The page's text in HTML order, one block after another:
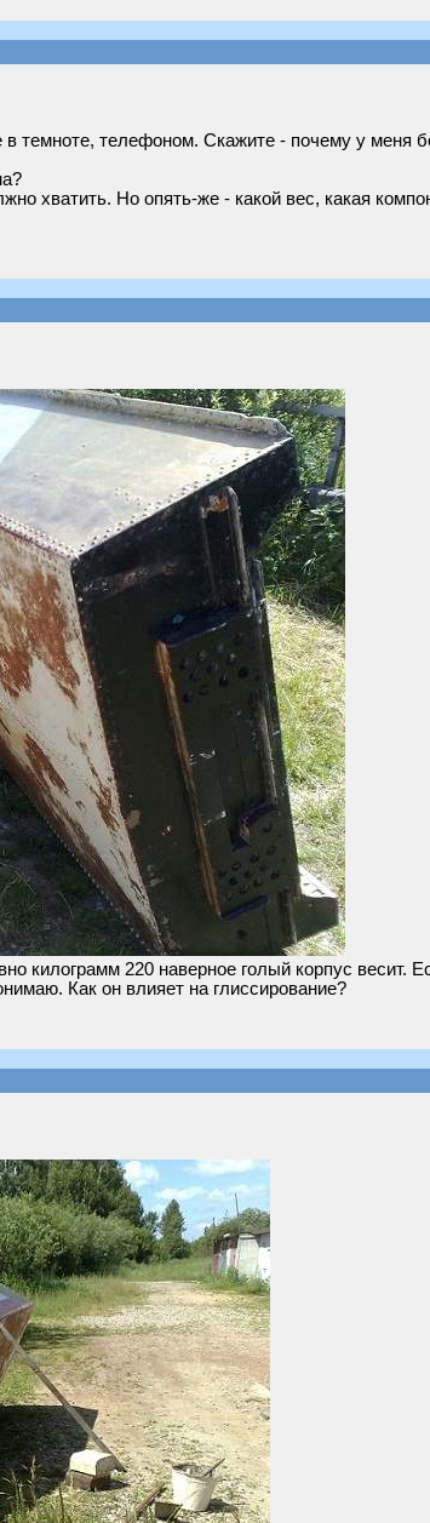
темноте, телефоном. Скажите - почему у меня
хватить. Но опять-же - какой вес, какая
220 наверное голый корпус весит.
Как он влияет на глиссирование?